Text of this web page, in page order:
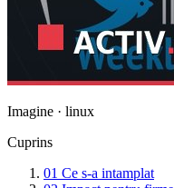
Imagine · linux
Cuprins
01 Ce s-a intamplat